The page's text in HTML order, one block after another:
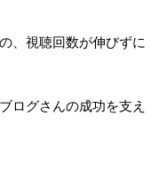
、視聴回数が伸びずに
ログさんの成功を支え